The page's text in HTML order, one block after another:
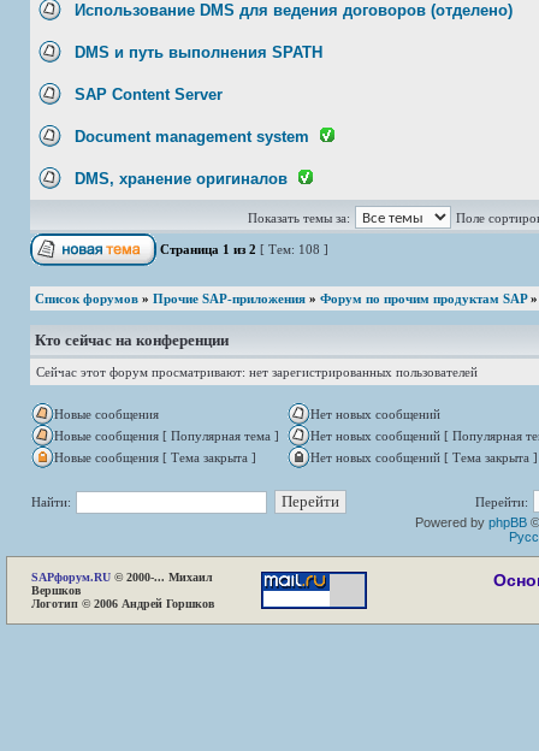
Использование DMS для ведения договоров (отделено)
DMS и путь выполнения SPATH
SAP Content Server
Document management system
DMS, хранение оригиналов
Показать темы за: Поле
Страница 1 из 2 [ Тем: 108 ]
Список форумов » Прочие SAP-приложения » Форум по прочим продуктам SAP
Кто сейчас на конференции
Сейчас этот форум просматривают: нет зарегистрированных пользователей
Новые сообщения
Нет новых сообщений
Новые сообщения [ Популярная тема ]
Нет новых сообщений [ Популярная
Новые сообщения [ Тема закрыта ]
Нет новых сообщений [ Тема закрыта ]
Найти:
Перейти:
Powered by phpBB
SAPфорум.RU © 2000-... Михаил
Вершков
Логотип © 2006 Андрей Горшков